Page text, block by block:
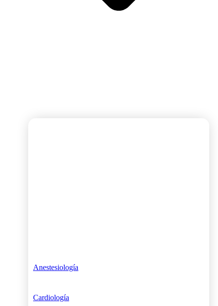
Anestesiología
Cardiología